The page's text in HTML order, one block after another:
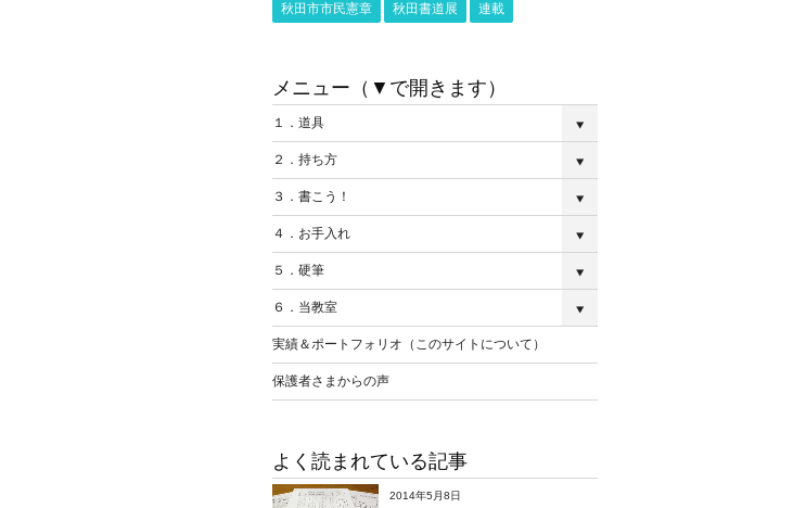
秋田市市民憲章 秋田書道展 連載
メニュー（▼で開きます）
１．道具
２．持ち方
３．書こう！
４．お手入れ
５．硬筆
６．当教室
実績＆ポートフォリオ（このサイトについて）
保護者さまからの声
よく読まれている記事
2014年5月8日